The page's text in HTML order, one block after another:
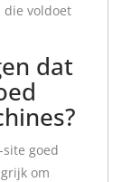
die voldoet
dat
goed
om